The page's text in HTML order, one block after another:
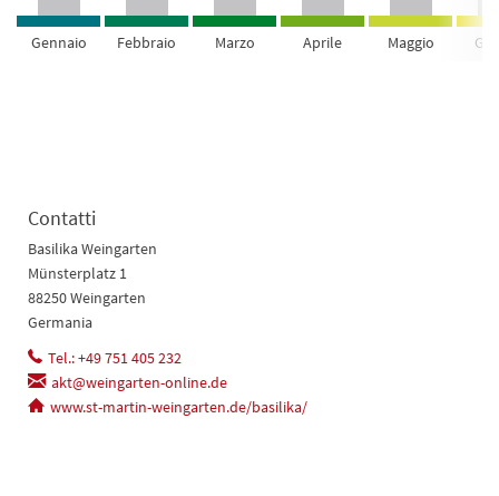
Gennaio Febbraio Marzo Aprile Maggio
Contatti
Basilika Weingarten
Münsterplatz 1
88250 Weingarten
Germania
Tel.: +49 751 405 232
akt@weingarten-online.de
www.st-martin-weingarten.de/basilika/